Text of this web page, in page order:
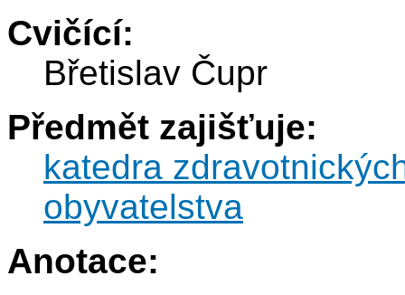
Cvičící:
Břetislav Čupr
Předmět zajišťuje:
katedra
obyvatelstva
Anotace: